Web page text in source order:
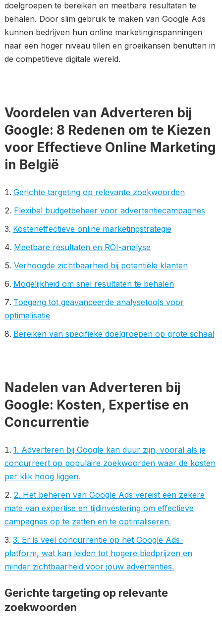
doelgroepen te bereiken en meetbare resultaten te
behalen. Door slim gebruik te maken van Google Ads
kunnen bedrijven hun online marketinginspanningen
naar een hoger niveau tillen en groeikansen benutten in
de competitieve digitale wereld.
Voordelen van Adverteren bij
Google: 8 Redenen om te Kiezen
voor Effectieve Online Marketing
in België
Gerichte targeting op relevante zoekwoorden
Flexibel budgetbeheer voor advertentiecampagnes
Kosteneffectieve online marketingstrategie
Meetbare resultaten en ROI-analyse
Verhoogde zichtbaarheid bij potentiële klanten
Mogelijkheid om snel resultaten te behalen
Toegang tot geavanceerde analysetools voor
optimalisatie
Bereiken van specifieke doelgroepen op grote schaal
Nadelen van Adverteren bij
Google: Kosten, Expertise en
Concurrentie
1. Adverteren bij Google kan duur zijn, vooral als je
concurreert op populaire zoekwoorden waar de kosten
per klik hoog liggen.
2. Het beheren van Google Ads vereist een zekere
mate van expertise en tijdinvestering om effectieve
campagnes op te zetten en te optimaliseren.
3. Er is veel concurrentie op het Google Ads-
platform, wat kan leiden tot hogere biedprijzen en
minder zichtbaarheid voor jouw advertenties.
Gerichte targeting op relevante
zoekwoorden